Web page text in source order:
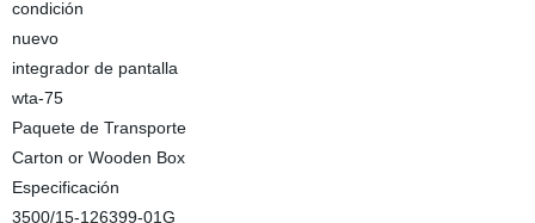
condición
nuevo
integrador de pantalla
wta-75
Paquete de Transporte
Carton or Wooden Box
Especificación
3500/15-126399-01G